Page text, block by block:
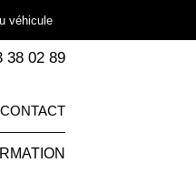
véhicule
38 02 89